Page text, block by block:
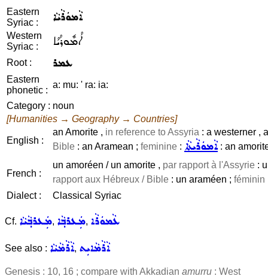
Eastern
Syriac :
ܐܵܡܘܿܪܵܝܵܐ
Western
Syriac :
ܐܳܡܽܘܪܳܝܳܐ
Root : ܥܡܪ
Eastern
phonetic :
a: mu: ' ra: ia:
Category : noun
[Humanities → Geography → Countries]
English :
an Amorite , in reference to Assyria : a westerner ,
Bible : an Aramean ; feminine : ܐܵܡܘܿܪܵܝܬܵܐ: an
French :
un amoréen / un amorite , par rapport à l'Assyrie :
rapport aux Hébreux / Bible : un araméen ; féminin
Dialect :
Classical Syriac
Cf. ܡܲܥܪܒ݂ܵܝܵܐ, ܡܲܥܪܒ݂ܵܐ, ܥܵܡܘܿܪܵܐ
See also : ܐܵܪܵܡܵܝܵܐ, ܐܵܪܵܡܵܐܝܼܬ
Genesis : 10, 16 ; compare with Akkadian amurru : West